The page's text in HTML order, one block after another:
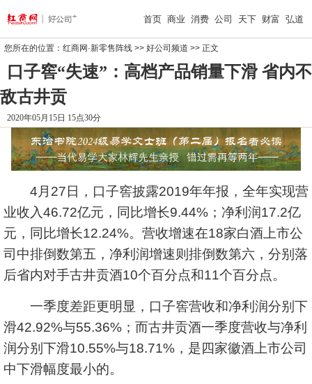
首页 商业 消费 公司 天下 财富 弘道
您所在的位置： 红商网·新零售阵线 >> 好公司频道 >> 正文
口子窖“失速”：高档产品销量下滑 省内不
敌古井贡
2020年05月15日 15点30分
4月27日， 口子窖披露2019年年报，全年实现营
业收入46.72亿元，同比增长9.44%；净利润17.2亿
元，同比增长12.24%。营收增速在18家白酒上市公
司中排倒数第五，净利润增速则排倒数第六，分别落
后省内对手古井贡酒10个百分点和11个百分点。
一季度差距更明显，口子窖营收和净利润分别下
滑42.92%与55.36%；而古井贡酒一季度营收与净利
润分别下滑10.55%与18.71%，是四家徽酒上市公司
中下滑幅度最小的。